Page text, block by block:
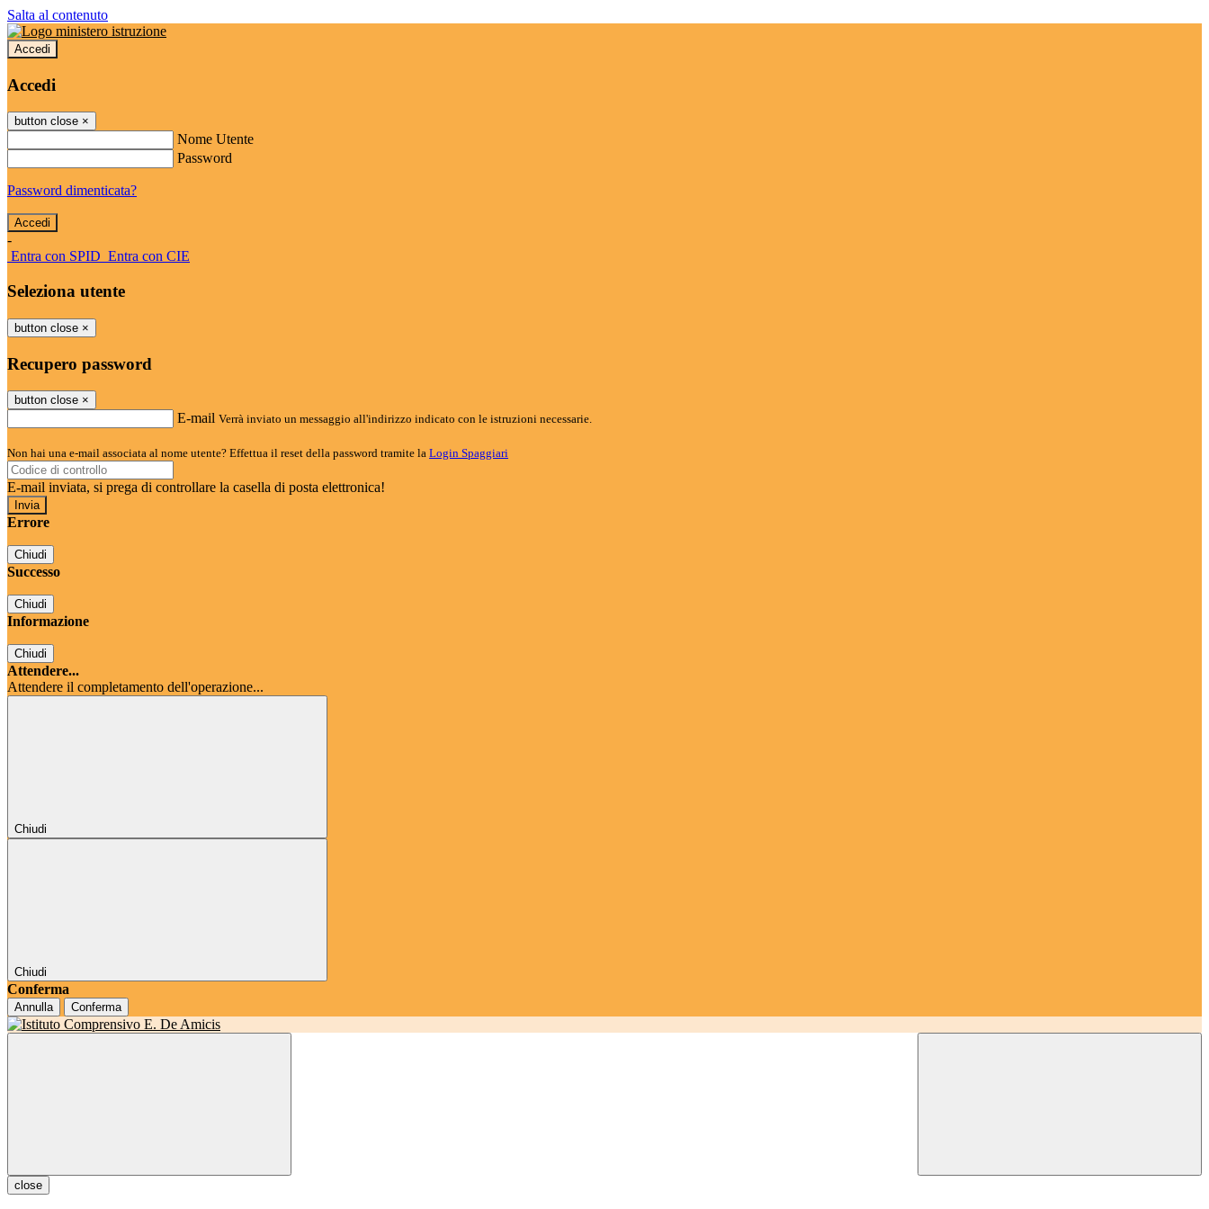
Salta al contenuto
Accedi
Accedi
button close ×
Nome Utente
Password
Password dimenticata?
-
Entra con SPID Entra con CIE
Seleziona utente
button close ×
Recupero password
button close ×
E-mail Verrà inviato un messaggio all'indirizzo indicato con le istruzioni necessarie.
Non hai una e-mail associata al nome utente? Effettua il reset della password tramite la Login Spaggiari
E-mail inviata, si prega di controllare la casella di posta elettronica!
Errore
Chiudi
Successo
Chiudi
Informazione
Chiudi
Attendere...
Attendere il completamento dell'operazione...
Chiudi
Chiudi
Conferma
Annulla Conferma
close